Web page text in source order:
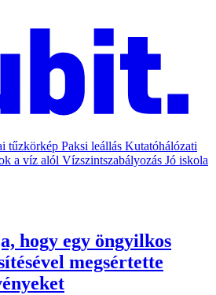
tűzkörkép Paksi leállás Kutatóhálózati
a víz alól Vízszintszabályozás Jó iskola
hogy egy öngyilkos
megsértette